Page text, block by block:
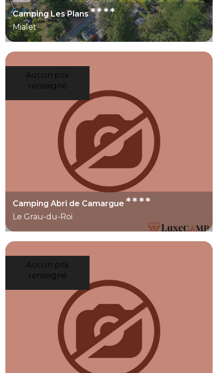
Camping Les Plans****
Mialet
Aucun prix
renseigné
Camping Abri de Camargue****
Le Grau-du-Roi
Aucun prix
renseigné